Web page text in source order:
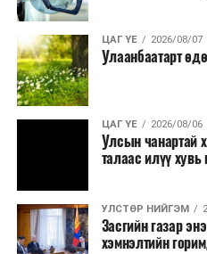
ЦАГ ҮЕ 2026/08/07
Улаанбаатарт
ЦАГ ҮЕ 2026/08/06
Улсын чанартай
талаас илүү
УЛСТӨР НИЙГЭМ
Засгийн газар
хэмнэлтийн